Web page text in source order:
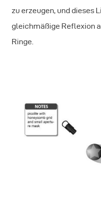
zu erzeugen, und dieses
gleichmäßige Reflexion
Ringe.